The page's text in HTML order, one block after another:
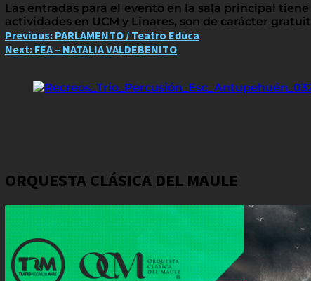
Las entradas para el evento en la sala principal
actividades en UCM y Linares, son de carácter
Post
navigation
Previous: PARLAMENTO / Teatro Educa
Next: FEA – NATALIA VALDEBENITO
ORQUESTA CLÁSICA DEL MAULE